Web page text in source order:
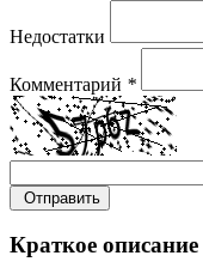
Недостатки
Комментарий *
Отправить
Краткое описание